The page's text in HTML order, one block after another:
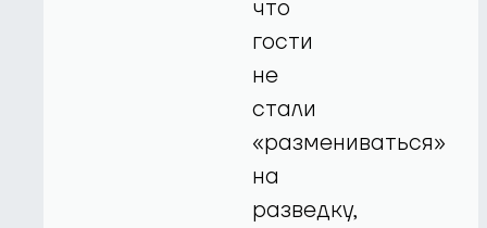
что
гости
не
стали
«размениваться»
на
разведку,